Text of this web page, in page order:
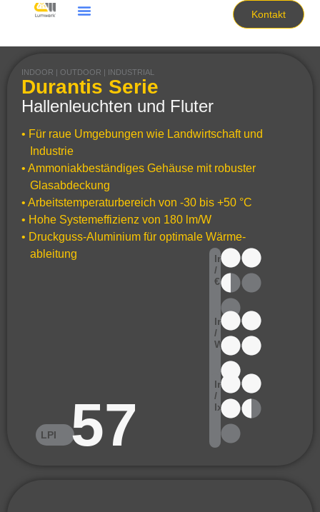
Kontakt
INDOOR | OUTDOOR | INDUSTRIAL
Durantis Serie
Hallenleuchten und Fluter
• Für raue Umgebungen wie Landwirtschaft und
Industrie
• Ammoniakbeständiges Gehäuse mit robuster
Glasabdeckung
• Arbeitstemperaturbereich von -30 bis +50 °C
• Hohe Systemeffizienz von 180 lm/W
• Druckguss-Aluminium für optimale Wärme-
ableitung
LPI 57
lm
/
€
lm
/
W
lm
/
lx